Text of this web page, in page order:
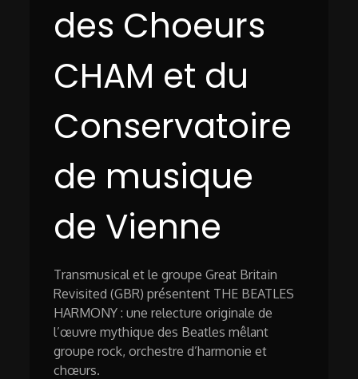
des Choeurs
CHAM et du
Conservatoire
de musique
de Vienne
Transmusical et le groupe Great Britain
Revisited (GBR) présentent THE BEATLES
HARMONY : une relecture originale de
l’œuvre mythique des Beatles mêlant
groupe rock, orchestre d’harmonie et
chœurs.